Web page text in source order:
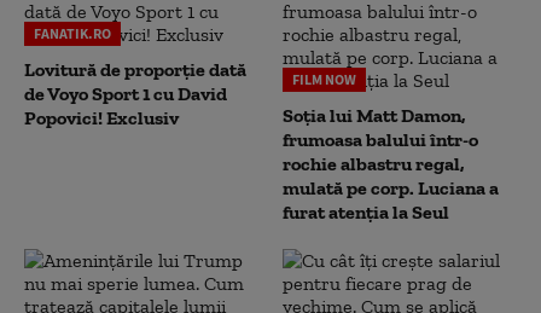
FANATIK.RO
Lovitură de proporție dată
de Voyo Sport 1 cu David
Popovici! Exclusiv
FILM NOW
Soția lui Matt Damon,
frumoasa balului într-o
rochie albastru regal,
mulată pe corp. Luciana a
furat atenția la Seul